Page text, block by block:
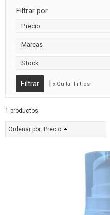
Filtrar por
Precio
Marcas
Stock
| x Quitar Filtros
1 productos
Ordenar por: Precio